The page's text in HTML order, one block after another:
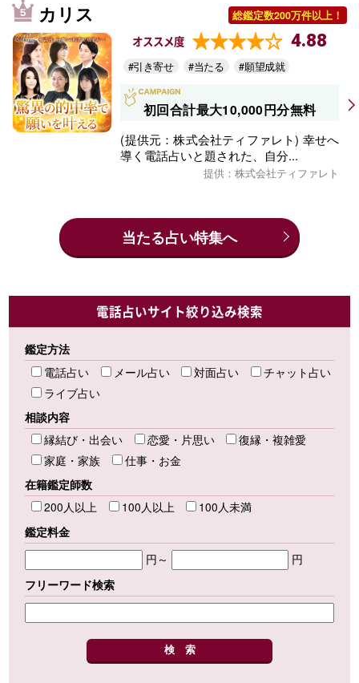
カリス 総鑑定数200万件以上！
オススメ度 4.88
#引き寄せ #当たる #願望成就
初回合計最大10,000円分無料
(提供元：株式会社ティファレト) 幸せへ
導く電話占いと題された、自分...
提供：株式会社ティファレト
当たる占い特集へ
電話占いサイト絞り込み検索
鑑定方法
電話占い
メール占い 対面占い
チャット占い
ライブ占い
相談内容
縁結び・出会い
恋愛・片思い
復縁・複雑愛
家庭・家族
仕事・お金
在籍鑑定師数
200人以上
100人以上
100人未満
鑑定料金
円～
円
フリーワード検索